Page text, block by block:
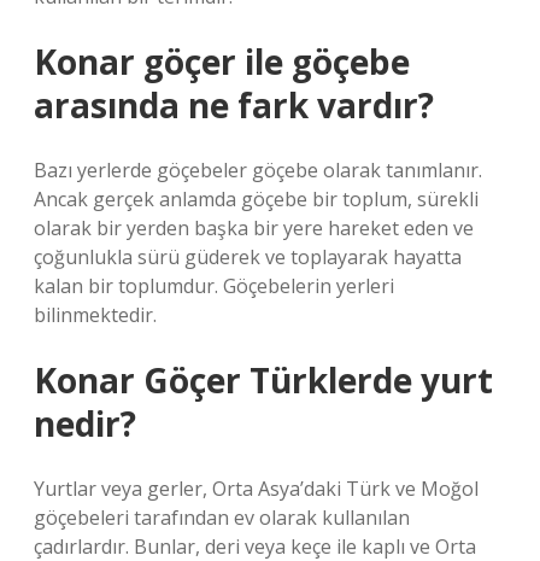
Konar göçer ile göçebe
arasında ne fark vardır?
Bazı yerlerde göçebeler göçebe olarak tanımlanır.
Ancak gerçek anlamda göçebe bir toplum, sürekli
olarak bir yerden başka bir yere hareket eden ve
çoğunlukla sürü güderek ve toplayarak hayatta
kalan bir toplumdur. Göçebelerin yerleri
bilinmektedir.
Konar Göçer Türklerde yurt
nedir?
Yurtlar veya gerler, Orta Asya’daki Türk ve Moğol
göçebeleri tarafından ev olarak kullanılan
çadırlardır. Bunlar, deri veya keçe ile kaplı ve Orta